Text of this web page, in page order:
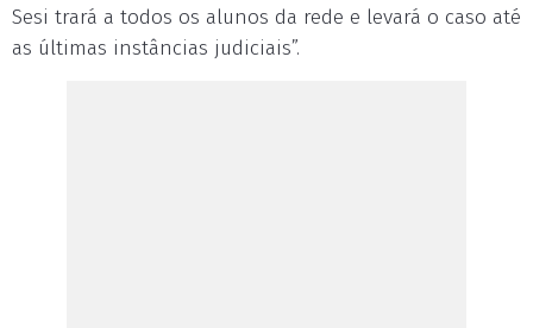
Sesi trará a todos os alunos da rede e levará o caso até
as últimas instâncias judiciais”.